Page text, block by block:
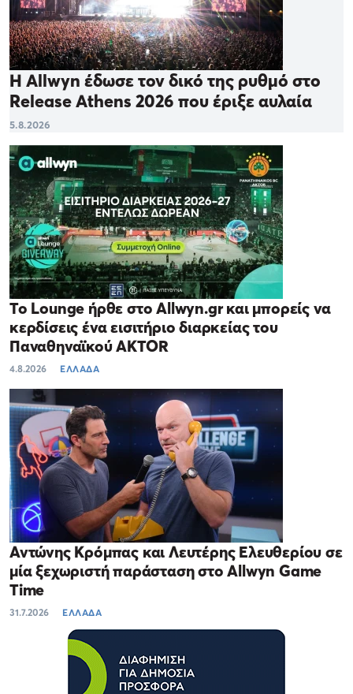
Η Allwyn έδωσε τον δικό της ρυθμό στο
Release Athens 2026 που έριξε αυλαία
5.8.2026
Το Lounge ήρθε στο Allwyn.gr και μπορείς να
κερδίσεις ένα εισιτήριο διαρκείας του
Παναθηναϊκού AKTOR
4.8.2026 ΕΛΛΑΔΑ
Αντώνης Κρόμπας και Λευτέρης Ελευθερίου σε
μία ξεχωριστή παράσταση στο Allwyn Game
Time
31.7.2026 ΕΛΛΑΔΑ